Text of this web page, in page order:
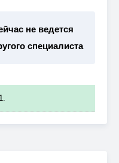
не ведется
специалиста